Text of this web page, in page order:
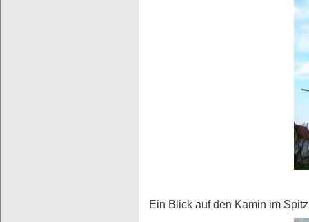
Ein Blick auf den Kamin im